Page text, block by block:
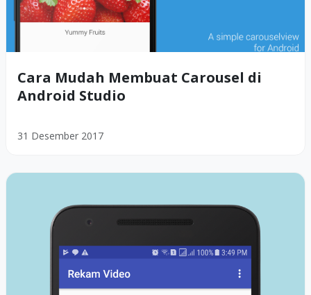
Cara Mudah Membuat Carousel di
Android Studio
31 Desember 2017